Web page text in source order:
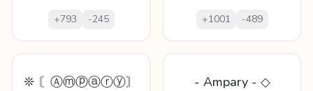
+793 -245 +1001 -489
❊ 〘Ⓐⓜⓟⓐⓡⓨ〙 - Ampary - ◇